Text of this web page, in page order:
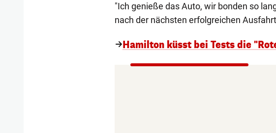
"Ich genieße das Auto, wir bonden so
nach der nächsten erfolgreichen
Hamilton küsst bei Tests die